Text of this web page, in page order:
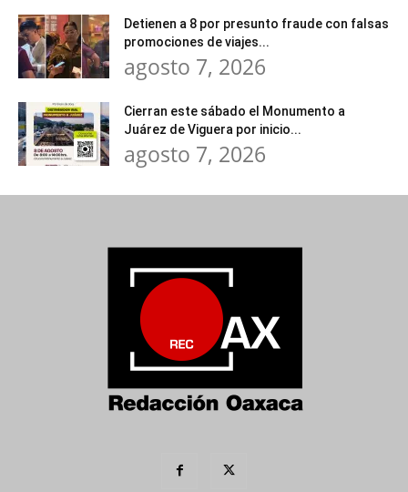
Detienen a 8 por presunto fraude con falsas
promociones de viajes...
agosto 7, 2026
Cierran este sábado el Monumento a
Juárez de Viguera por inicio...
agosto 7, 2026